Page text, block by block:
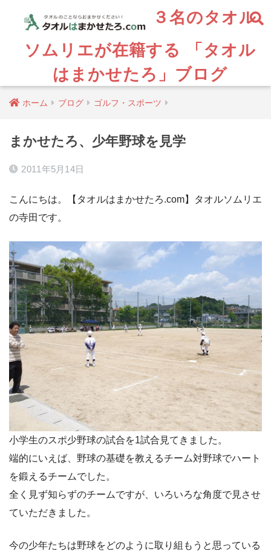
３名のタオル
ソムリエが在籍する 「タオル
はまかせたろ」ブログ
ホーム ブログ ゴルフ・スポーツ
まかせたろ、少年野球を見学
2011年5月14日
こんにちは。【タオルはまかせたろ.com】タオルソムリエ
の寺田です。
小学生のスポ少野球の試合を1試合見てきました。
端的にいえば、野球の基礎を教えるチーム対野球でハート
を鍛えるチームでした。
全く見ず知らずのチームですが、いろいろな角度で見させ
ていただきました。
今の少年たちは野球をどのように取り組もうと思っている